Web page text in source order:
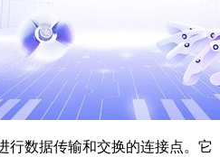
行数据传输和交换的连接点。它